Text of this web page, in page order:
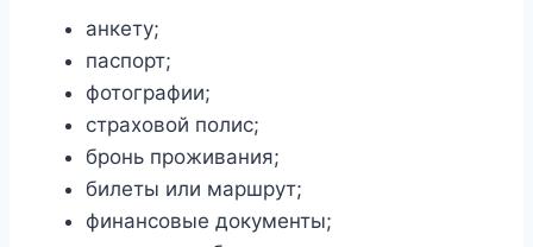
анкету;
паспорт;
фотографии;
страховой полис;
бронь проживания;
билеты или маршрут;
финансовые документы;